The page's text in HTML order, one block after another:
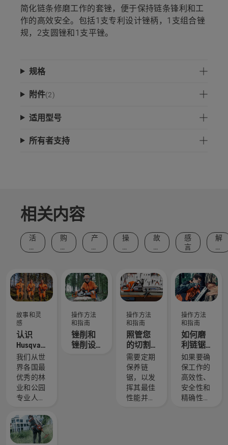
简化链条修磨工作的套锉，便于保持链条锋利和工
作的高效安全。包括1支专利设计锉柄，1支组合锉
规，2支圆锉和1支平锉。
规格
附件(2)
适用型号
所有者支持
相关内容
活
动
件
购
买
产
品
新
操
作
和
指
南
故
事
感
感
言
解
决
故事和灵
感
认识
Husqvarna
富世华 H
团队 - 我
们最苛
刻的用
户
我们从世
界各国最
优秀的林
业和公园
专业人士
选了一组
技艺精湛
且备受尊
操作方法
和指南
锉削和
锉削设
操作方法
和指南
照管您
的切割
设备
需要定期
保养链
锯，以发
挥其最佳
性能并延
操作方法
和指南
如何磨
利链锯
锯链
如果要确
保工作的
高效性、
安全性和
精确性，